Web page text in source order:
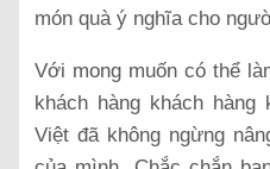
món quà ý nghĩa cho
Với mong muốn có thể
khách hàng khách hàng
Việt đã không ngừng